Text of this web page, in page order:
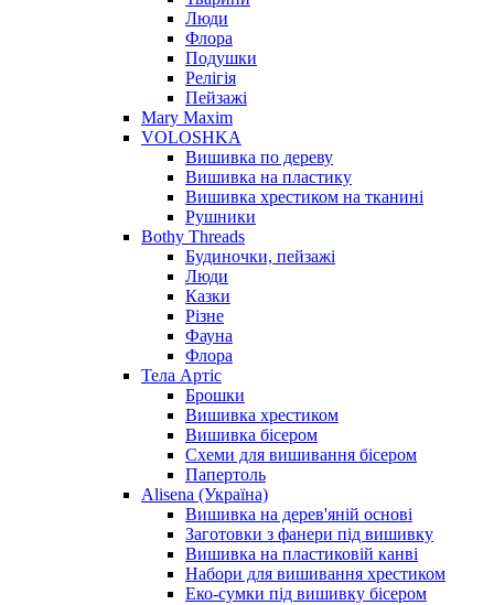
Люди
Флора
Подушки
Релігія
Пейзажі
Mary Maxim
VOLOSHKA
Вишивка по дереву
Вишивка на пластику
Вишивка хрестиком на тканині
Рушники
Bothy Threads
Будиночки, пейзажі
Люди
Казки
Різне
Фауна
Флора
Тела Артіс
Брошки
Вишивка хрестиком
Вишивка бісером
Схеми для вишивання бісером
Папертоль
Alisena (Україна)
Вишивка на дерев'яній основі
Заготовки з фанери під вишивку
Вишивка на пластиковій канві
Набори для вишивання хрестиком
Еко-сумки під вишивку бісером